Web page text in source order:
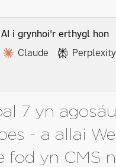
i grynhoi'r erthygl hon
Claude
Perplexity
7 yn
- a allai
fod yn CMS